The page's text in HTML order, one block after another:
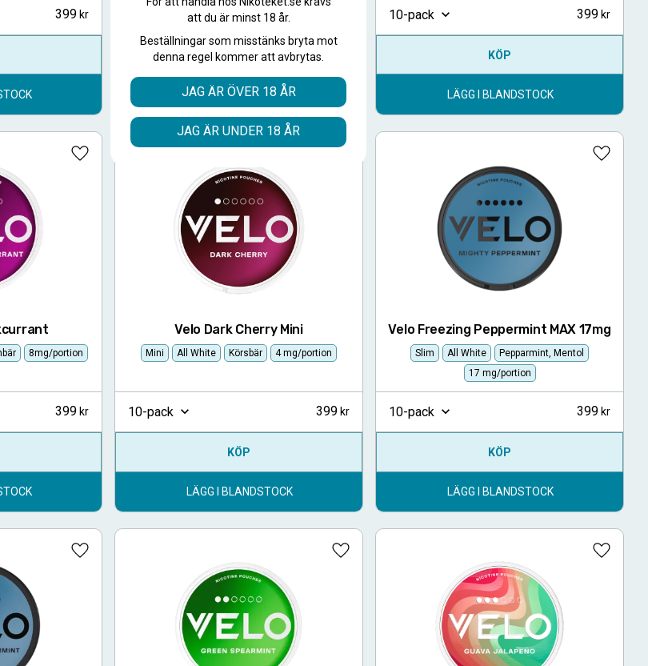
399
KÖP
LÄGG I BLANDSTOCK
10-pack 399
KÖP
LÄGG I BLANDSTOCK
8mg/portion
Lägg till i favoriter
399
Velo Dark Cherry Mini
Mini All White Körsbär 4 mg/portion
Lägg till i favoriter
10-pack 399
KÖP
LÄGG I BLANDSTOCK
Velo Freezing Peppermint MAX 17mg
Slim All White
Pepparmint, Mentol
17 mg/portion
Lägg
10-pack 399
KÖP
LÄGG I BLANDSTOCK
Lägg till i favoriter Lägg till i favoriter Lägg
att du är minst 18 år.
Beställningar som misstänks bryta mot
denna regel kommer att avbrytas.
JAG ÄR ÖVER 18 ÅR
JAG ÄR UNDER 18 ÅR